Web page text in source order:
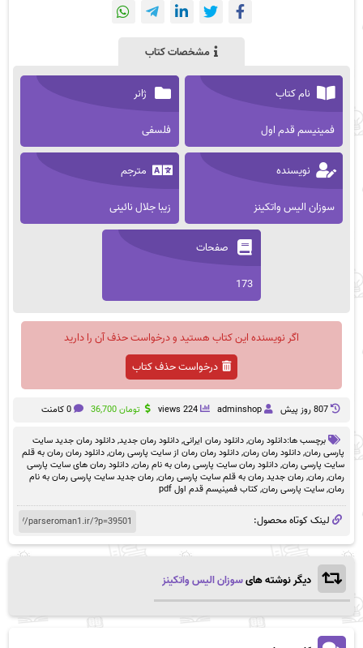
مشخصات کتاب
نام کتاب
فمینیسم قدم اول
ژانر
فلسفی
نویسنده
سوزان الیس واتکینز
مترجم
زیبا جلال نائینی
صفحات
173
اگر نویسنده این کتاب هستید و درخواست حذف آن را دارید
درخواست حذف کتاب
807 روز پيش adminshop
224 views تومان36,700 0 کامنت
برچسب ها:دانلود رمان,دانلود رمان ایرانی,دانلود رمان جدید,دانلود رمان جدید سایت
پارسی رمان,دانلود رمان رمان,دانلود رمان رمان از سایت پارسی رمان,دانلود رمان رمان به قلم
سایت پارسی رمان,دانلود رمان سایت پارسی رمان به نام رمان,دانلود رمان های سایت پارسی
رمان,رمان,رمان جدید رمان به قلم سایت پارسی رمان,رمان جدید سایت پارسی رمان به نام
رمان,سایت پارسی رمان,کتاب فمینیسم قدم اول pdf
لینک کوتاه محصول:
دیگر نوشته هایسوزان الیس واتکینز